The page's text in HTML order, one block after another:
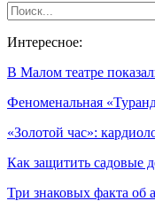
Интересное:
В Малом театре
Феноменальная
«Золотой час»:
Как защитить садовые
Три знаковых факта об